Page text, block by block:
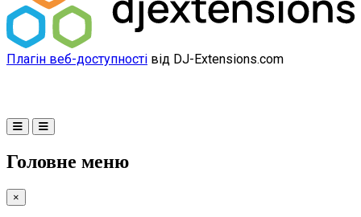
Плагін веб-доступності від DJ-Extensions.com
Головне меню
×